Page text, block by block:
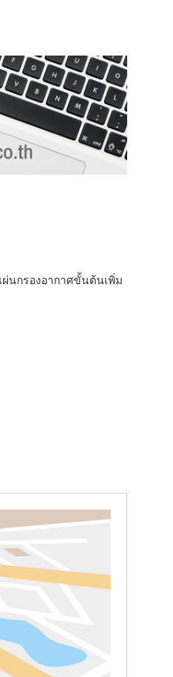
นกรองอากาศขั้นต้นเพิ่ม